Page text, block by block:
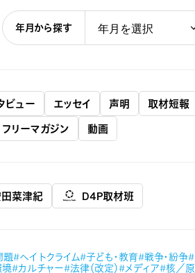
年月から探す
ビュー エッセイ 声明 取材短報
フリーマガジン 動画
菜津紀 D4P取材班
題#ヘイトクライム#子ども・教育#戦争・紛争
#カルチャー#法律（改定）#メディア#核／